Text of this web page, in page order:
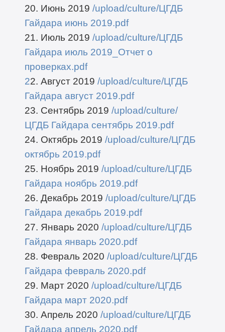
20. Июнь 2019 /upload/culture/ЦГДБ
Гайдара июнь 2019.pdf
21. Июль 2019 /upload/culture/ЦГДБ
Гайдара июль 2019_Отчет о
проверках.pdf
22. Август 2019 /upload/culture/ЦГДБ
Гайдара август 2019.pdf
23. Сентябрь 2019 /upload/culture/
ЦГДБ Гайдара сентябрь 2019.pdf
24. Октябрь 2019 /upload/culture/ЦГДБ
октябрь 2019.pdf
25. Ноябрь 2019 /upload/culture/ЦГДБ
Гайдара ноябрь 2019.pdf
26. Декабрь 2019 /upload/culture/ЦГДБ
Гайдара декабрь 2019.pdf
27. Январь 2020 /upload/culture/ЦГДБ
Гайдара январь 2020.pdf
28. Февраль 2020 /upload/culture/ЦГДБ
Гайдара февраль 2020.pdf
29. Март 2020 /upload/culture/ЦГДБ
Гайдара март 2020.pdf
30. Апрель 2020 /upload/culture/ЦГДБ
Гайдара апрель 2020.pdf